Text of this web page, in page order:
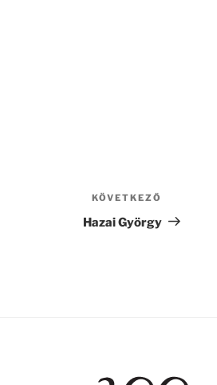
bejegyzés
KÖVETKEZŐ
Hazai György